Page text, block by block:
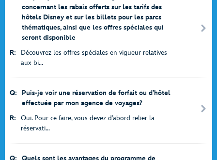
concernant les rabais offerts sur les tarifs des
hôtels Disney et sur les billets pour les parcs
thématiques, ainsi que les offres spéciales qui
seront disponible
R:
Découvrez les offres spéciales en vigueur relatives
aux bi...
Q:
Puis-je voir une réservation de forfait ou d’hôtel
effectuée par mon agence de voyages?
R:
Oui. Pour ce faire, vous devez d’abord relier la
réservati...
Q:
Quels sont les avantages du programme de